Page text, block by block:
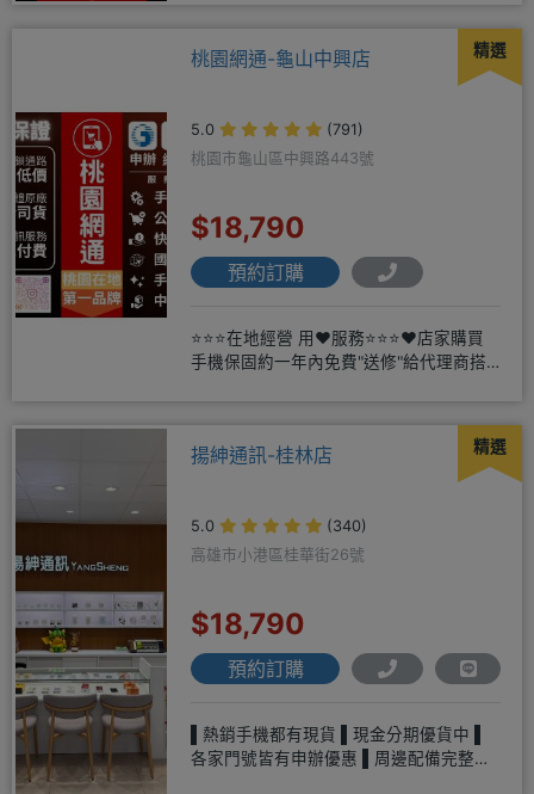
精選
桃園網通-龜山中興店
5.0
(791)
桃園市龜山區中興路443號
$18,790
預約訂購
⭐⭐⭐在地經營 用❤️服務⭐⭐⭐❤️店家購買
手機保固約一年內免費"送修"給代理商搭
精選
揚紳通訊-桂林店
5.0
(340)
高雄市小港區桂華街26號
$18,790
預約訂購
▌熱銷手機都有現貨 ▌現金分期優貨中 ▌
各家門號皆有申辦優惠 ▌周邊配備完整、